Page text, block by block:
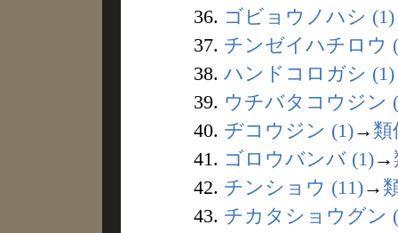
36. ゴビョウノハシ (1)
37. チンゼイハチロウ
38. ハンドコロガシ (1)
39. ウチバタコウジン
40. ヂコウジン (1)→ 類
41. ゴロウバンバ (1)→
42. チンショウ (11)→
43. チカタショウグン